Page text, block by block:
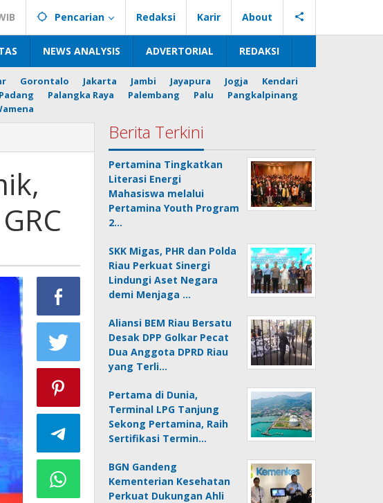
Pencarian Redaksi Karir About
NEWS ANALYSIS ADVERTORIAL REDAKSI
Gorontalo Jakarta Jambi Jayapura Jogja
Kendari
Padang Palangka Raya Palembang Palu
Pangkalpinang
Berita Terkini
Pertamina Tingkatkan
Literasi Energi
Mahasiswa melalui
Pertamina Youth Program
2…
SKK Migas, PHR dan Polda
Riau Perkuat Sinergi
Lindungi Aset Negara
demi Menjaga …
Aliansi BEM Riau Bersatu
Desak DPP Golkar Pecat
Dua Anggota DPRD Riau
yang Terli…
Pertama di Dunia,
Terminal LPG Tanjung
Sekong Pertamina, Raih
Sertifikasi Termin…
BGN Gandeng
Kementerian Kesehatan
Perkuat Dukungan Ahli